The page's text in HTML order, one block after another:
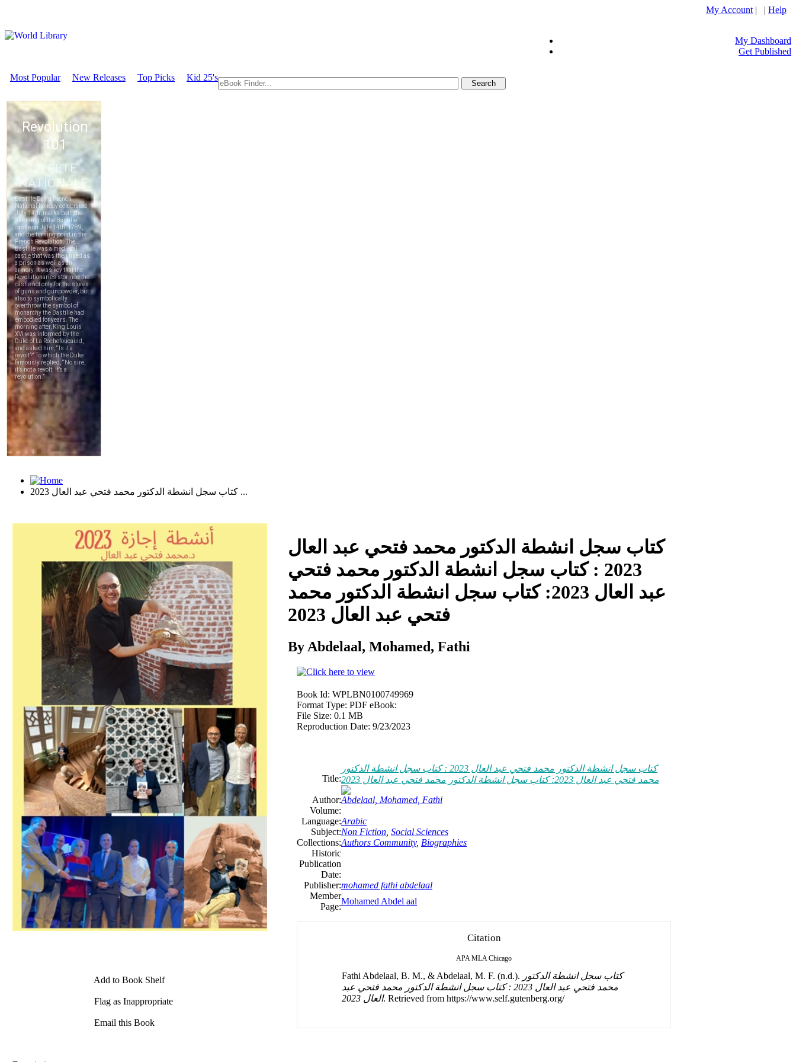
My Account | | Help
My Dashboard
Get Published
Most Popular New Releases Top Picks Kid 25's
كتاب سجل انشطة الدكتور محمد فتحي عبد العال 2023 ...
Download
Add to Book Shelf
Flag as Inappropriate
Email this Book
كتاب سجل انشطة الدكتور محمد فتحي عبد العال
2023 : كتاب سجل انشطة الدكتور محمد فتحي
عبد العال 2023: كتاب سجل انشطة الدكتور محمد
فتحي عبد العال 2023
By Abdelaal, Mohamed, Fathi
Book Id: WPLBN0100749969
Format Type: PDF eBook:
File Size: 0.1 MB
Reproduction Date: 9/23/2023
Title:
كتاب سجل انشطة الدكتور محمد فتحي عبد العال 2023 : كتاب سجل انشطة الدكتور
محمد فتحي عبد العال 2023: كتاب سجل انشطة الدكتور محمد فتحي عبد العال 2023
Author:Abdelaal, Mohamed, Fathi
Volume:
Language:Arabic
Subject:Non Fiction Social Sciences
Collections:Authors Community, Biographies
Historic
Publication
Date:
Publisher:mohamed fathi abdelaal
Member
Page:
Mohamed Abdel aal
Citation
APA MLA Chicago
Fathi Abdelaal, B. M., & Abdelaal, M. F. (n.d.). كتاب سجل انشطة الدكتور
محمد فتحي عبد العال 2023 : كتاب سجل انشطة الدكتور محمد فتحي عبد
العال 2023. Retrieved from https://www.self.gutenberg.org/